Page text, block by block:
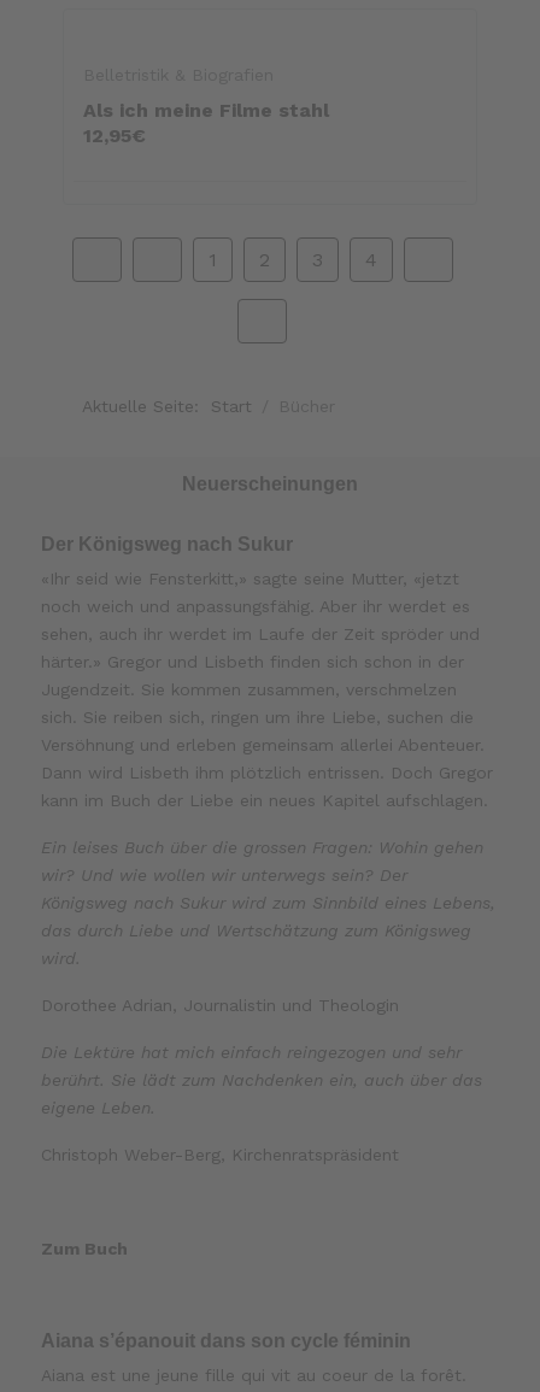
Als ich meine Filme stahl
12,95€
1 2 3 4
Aktuelle Seite: Start
Neuerscheinungen
Der Königsweg nach Sukur
«Ihr seid wie Fensterkitt,» sagte seine Mutter, «jetzt
noch weich und anpassungsfähig. Aber ihr werdet es
sehen, auch ihr werdet im Laufe der Zeit spröder und
härter.» Gregor und Lisbeth finden sich schon in der
Jugendzeit. Sie kommen zusammen, verschmelzen
sich. Sie reiben sich, ringen um ihre Liebe, suchen die
Versöhnung und erleben gemeinsam allerlei Abenteuer.
Dann wird Lisbeth ihm plötzlich entrissen. Doch Gregor
kann im Buch der Liebe ein neues Kapitel aufschlagen.
Ein leises Buch über die grossen Fragen: Wohin gehen
wir? Und wie wollen wir unterwegs sein? Der
Königsweg nach Sukur wird zum Sinnbild eines Lebens,
das durch Liebe und Wertschätzung zum Königsweg
wird.
Dorothee Adrian, Journalistin und Theologin
Die Lektüre hat mich einfach reingezogen und sehr
berührt. Sie lädt zum Nachdenken ein, auch über das
eigene Leben.
Christoph Weber-Berg, Kirchenratspräsident
Zum Buch
Aiana s’épanouit dans son cycle féminin
Aiana est une jeune fille qui vit au coeur de la forêt.